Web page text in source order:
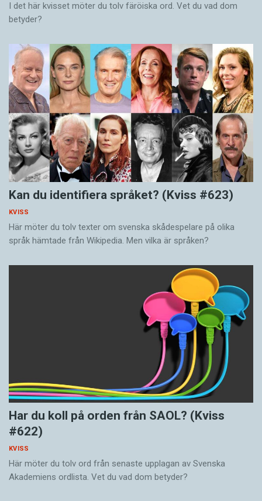
I det här kvisset möter du tolv färöiska ord. Vet du vad dom
betyder?
Kan du identifiera språket? (Kviss #623)
KVISS
Här möter du tolv texter om svenska skådespelare på olika
språk hämtade från Wikipedia. Men vilka är språken?
Har du koll på orden från SAOL? (Kviss
#622)
KVISS
Här möter du tolv ord från senaste upplagan av Svenska
Akademiens ordlista. Vet du vad dom betyder?